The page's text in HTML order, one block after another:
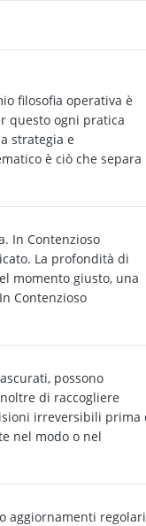
filosofia operativa è
questo ogni pratica
strategia e
è ciò che separa
In Contenzioso
La profondità di
momento giusto, una
Contenzioso
possono
di raccogliere
irreversibili prima
nel modo o nel
aggiornamenti regolari